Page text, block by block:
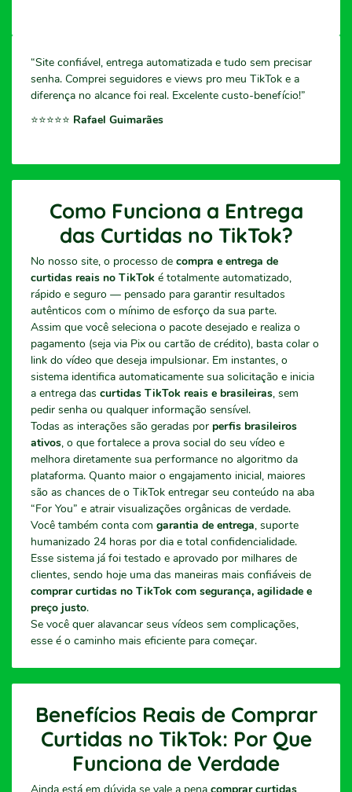
“Site confiável, entrega automatizada e tudo sem precisar
senha. Comprei seguidores e views pro meu TikTok e a
diferença no alcance foi real. Excelente custo-benefício!”
⭐️⭐️⭐️⭐️⭐️ Rafael Guimarães
Como Funciona a Entrega
das Curtidas no TikTok?
No nosso site, o processo de compra e entrega de
curtidas reais no TikTok é totalmente automatizado,
rápido e seguro — pensado para garantir resultados
autênticos com o mínimo de esforço da sua parte.
Assim que você seleciona o pacote desejado e realiza o
pagamento (seja via Pix ou cartão de crédito), basta colar o
link do vídeo que deseja impulsionar. Em instantes, o
sistema identifica automaticamente sua solicitação e inicia
a entrega das curtidas TikTok reais e brasileiras, sem
pedir senha ou qualquer informação sensível.
Todas as interações são geradas por perfis brasileiros
ativos, o que fortalece a prova social do seu vídeo e
melhora diretamente sua performance no algoritmo da
plataforma. Quanto maior o engajamento inicial, maiores
são as chances de o TikTok entregar seu conteúdo na aba
“For You” e atrair visualizações orgânicas de verdade.
Você também conta com garantia de entrega, suporte
humanizado 24 horas por dia e total confidencialidade.
Esse sistema já foi testado e aprovado por milhares de
clientes, sendo hoje uma das maneiras mais confiáveis de
comprar curtidas no TikTok com segurança, agilidade e
preço justo.
Se você quer alavancar seus vídeos sem complicações,
esse é o caminho mais eficiente para começar.
Benefícios Reais de Comprar
Curtidas no TikTok: Por Que
Funciona de Verdade